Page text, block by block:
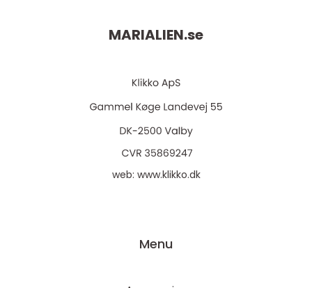
MARIALIEN.se
web: www.klikko.dk
Menu